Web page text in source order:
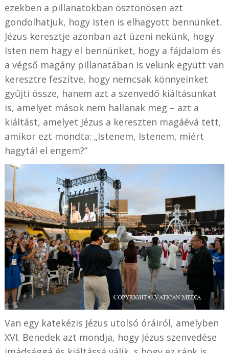
ezekben a pillanatokban ösztönösen azt
gondolhatjuk, hogy Isten is elhagyott bennünket.
Jézus keresztje azonban azt üzeni nekünk, hogy
Isten nem hagy el bennünket, hogy a fájdalom és
a végső magány pillanatában is velünk együtt van
keresztre feszítve, hogy nemcsak könnyeinket
gyűjti össze, hanem azt a szenvedő kiáltásunkat
is, amelyet mások nem hallanak meg – azt a
kiáltást, amelyet Jézus a kereszten magáévá tett,
amikor ezt mondta: „Istenem, Istenem, miért
hagytál el engem?”
Van egy katekézis Jézus utolsó óráiról, amelyben
XVI. Benedek azt mondja, hogy Jézus szenvedése